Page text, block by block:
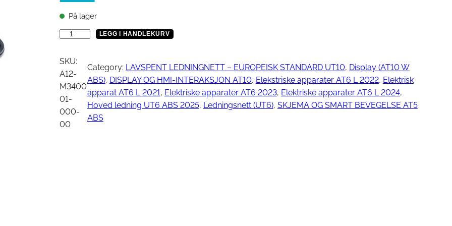
Tennplugg
Reklamemateriell
På lager
B
O
X
,
E
U
LEGG I HANDLEKURV
SKU:
A12-
M3400
01-
000-
00
Category: LAVSPENT LEDNINGNETT – EUROPEISK STANDARD UT10, Display (AT10 W
ABS), DISPLAY OG HMI-INTERAKSJON AT10, Elekstriske apparater AT6 L 2022, Elektrisk
apparat AT6 L 2021, Elektriske apparater AT6 2023, Elektriske apparater AT6 L 2024
Hoved ledning UT6 ABS 2025, Ledningsnett (UT6), SKJEMA OG SMART BEVEGELSE AT5
ABS